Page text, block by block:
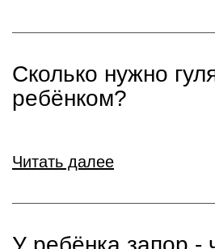
Сколько нужно
ребёнком?
Читать далее